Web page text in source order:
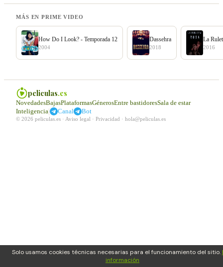
Solo usamos cookies técnicas necesarias para el funcionamiento del sitio.
información
MÁS EN PRIME VIDEO
How Do I Look? - Temporada 12
2004
Dassehra
2018
La
2016
peliculas.es
NovedadesBajasPlataformasGénerosEntre bastidoresSala de estar
Inteligencia| Canal Bot
© 2026 peliculas.es · Aviso legal · Privacidad · hola@peliculas.es